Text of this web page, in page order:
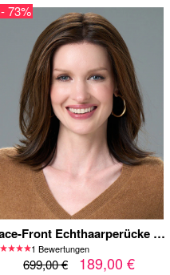
Lace-Front Echthaarperücke in natürlichem Braun – Schulterlang, handgeknüpft, realistische Haarlinie für täglichen Tragekomfort
1 Bewertungen
699,00 € 189,00 €
- 73%